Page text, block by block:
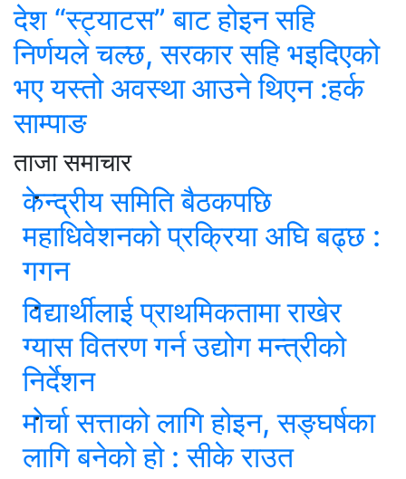
देश “स्ट्याटस” बाट होइन सहि
निर्णयले चल्छ, सरकार सहि भइदिएको
भए यस्तो अवस्था आउने थिएन :हर्क
साम्पाङ
ताजा समाचार
केन्द्रीय समिति बैठकपछि
महाधिवेशनको प्रक्रिया अघि बढ्छ :
गगन
विद्यार्थीलाई प्राथमिकतामा राखेर
ग्यास वितरण गर्न उद्योग मन्त्रीको
निर्देशन
मोर्चा सत्ताको लागि होइन, सङ्घर्षका
लागि बनेको हो : सीके राउत